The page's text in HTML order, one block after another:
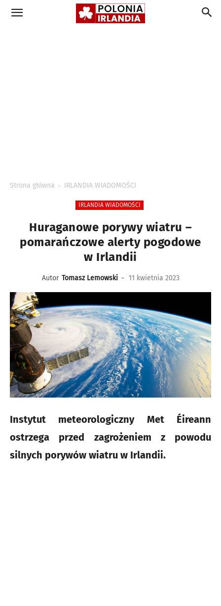
Strona główna IRLANDIA WIADOMOŚCI
IRLANDIA WIADOMOŚCI
Huraganowe porywy wiatru –
pomarańczowe alerty pogodowe
w Irlandii
Autor Tomasz Lemowski - 11 kwietnia 2023
Instytut meteorologiczny Met Éireann
ostrzega przed zagrożeniem z powodu
silnych porywów wiatru w Irlandii.